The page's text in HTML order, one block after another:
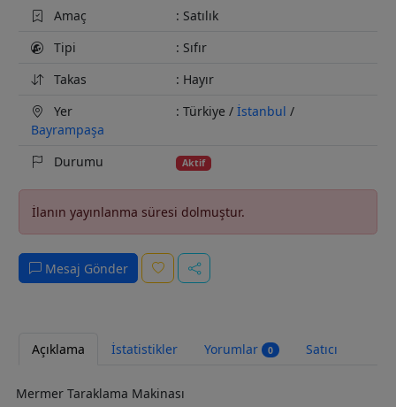
Amaç
: Satılık
Tipi
: Sıfır
Takas
: Hayır
Yer
: Türkiye / İstanbul /
Bayrampaşa
Durumu
Aktif
İlanın yayınlanma süresi dolmuştur.
Mesaj Gönder
Açıklama İstatistikler Yorumlar 0 Satıcı
Mermer Taraklama Makinası